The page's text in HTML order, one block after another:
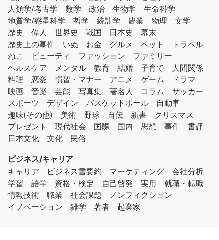
人類学/考古学
数学 政治 生物学
生命科学
地質学/惑星科学
哲学 統計学 農業 物理
文学
歴史
偉人 世界史 戦国 日本史
幕末
歴史上の事件
いぬ お金 グルメ ペット
トラベル
ねこ
ビューティ ファッション
ファミリー
ヘルスケア
メンタル 教育 結婚 子育て
人間関係
料理
恋愛 慣習・マナー アニメ ゲーム
ドラマ
映画
音楽 芸能 写真集 著名人 コラム
サッカー
スポーツ
デザイン バスケットボール
自動車
趣味(その他)
美術 野球 自伝 新書
クリスマス
プレゼント
現代社会 国際 国内 思想 事件
書評
日本文化
文化 民俗
ビジネス/キャリア
キャリア
ビジネス書要約 マーケティング
会社分析
学習
語学 資格・検定 自己啓発 実用
就職・転職
情報技術
職業 社会課題
ノンフィクション
イノベーション
雑学 著者 起業家